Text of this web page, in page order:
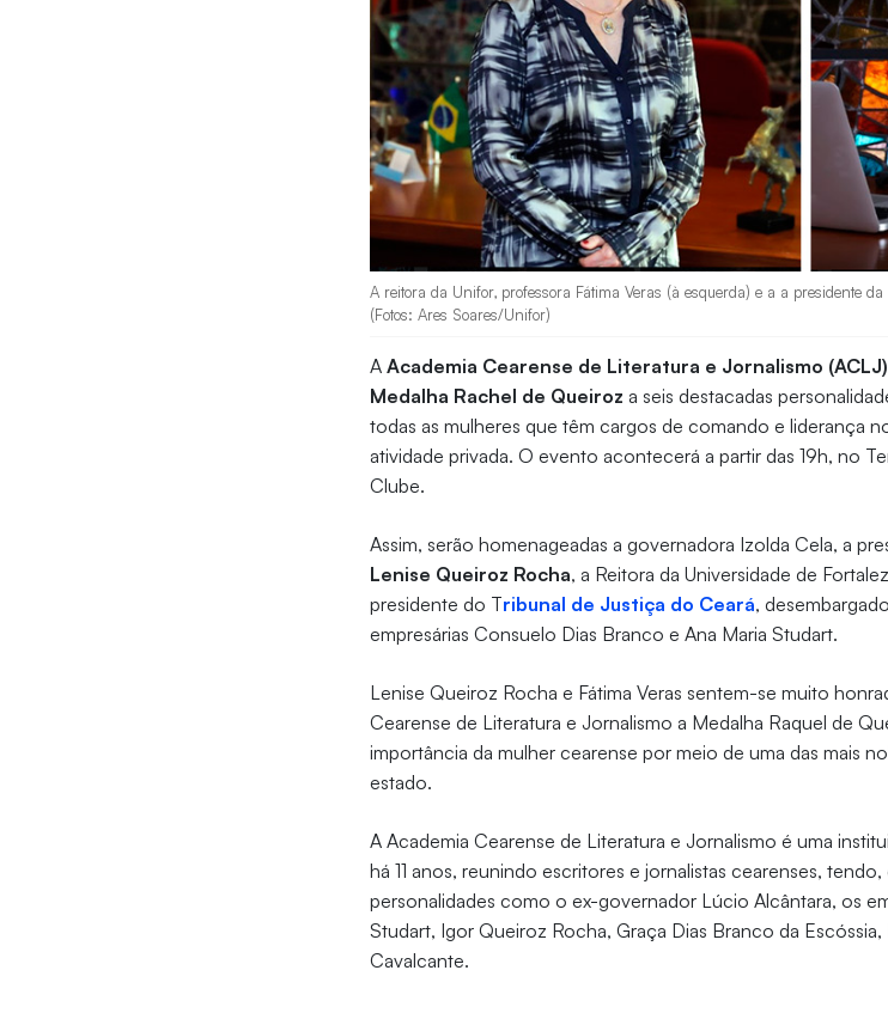
A reitora da Unifor, professora Fátima Veras (à esquerda) e a a presidente
(Fotos: Ares Soares/Unifor)
AAcademia Cearense de Literatura e Jornalismo (ACLJ)
Medalha Rachel de Queiroz a seis destacadas
todas as mulheres que têm cargos de comando e liderança
atividade privada. O evento acontecerá a partir das 19h, no
Clube.
Assim, serão homenageadas a governadora Izolda Cela, a
Lenise Queiroz Rocha, a Reitora da Universidade de
presidente do Tribunal de Justiça do Ceará,
empresárias Consuelo Dias Branco e Ana Maria Studart.
Lenise Queiroz Rocha e Fátima Veras sentem-se muito
Cearense de Literatura e Jornalismo a Medalha Raquel de
importância da mulher cearense por meio de uma das mais
estado.
A Academia Cearense de Literatura e Jornalismo é uma
há 11 anos, reunindo escritores e jornalistas cearenses,
personalidades como o ex-governador Lúcio Alcântara, os
Studart, Igor Queiroz Rocha, Graça Dias Branco da
Cavalcante.